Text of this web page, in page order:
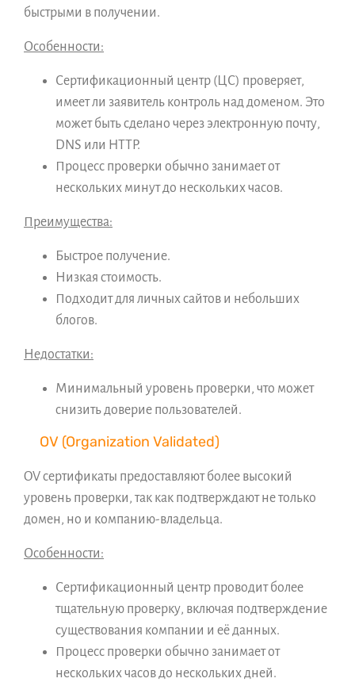
быстрыми в получении.
Особенности:
Сертификационный центр (ЦС) проверяет,
имеет ли заявитель контроль над доменом. Это
может быть сделано через электронную почту,
DNS или HTTP.
Процесс проверки обычно занимает от
нескольких минут до нескольких часов.
Преимущества:
Быстрое получение.
Низкая стоимость.
Подходит для личных сайтов и небольших
блогов.
Недостатки:
Минимальный уровень проверки, что может
снизить доверие пользователей.
OV (Organization Validated)
OV сертификаты предоставляют более высокий
уровень проверки, так как подтверждают не только
домен, но и компанию-владельца.
Особенности:
Сертификационный центр проводит более
тщательную проверку, включая подтверждение
существования компании и её данных.
Процесс проверки обычно занимает от
нескольких часов до нескольких дней.